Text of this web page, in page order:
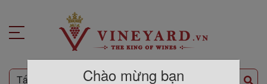
Chào mừng bạn